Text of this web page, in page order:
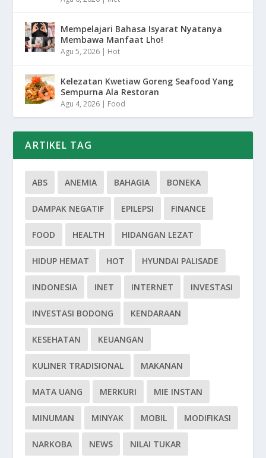
Mempelajari Bahasa Isyarat Nyatanya
Membawa Manfaat Lho!
Agu 5, 2026 | Hot
Kelezatan Kwetiaw Goreng Seafood Yang
Sempurna Ala Restoran
Agu 4, 2026 | Food
ARTIKEL TAG
ABS ANEMIA BAHAGIA BONEKA
DAMPAK NEGATIF EPILEPSI FINANCE
FOOD HEALTH HIDANGAN LEZAT
HIDUP HEMAT HOT HYUNDAI PALISADE
INDONESIA INET INTERNET INVESTASI
INVESTASI BODONG KENDARAAN
KESEHATAN KEUANGAN
KULINER TRADISIONAL MAKANAN
MATA UANG MERKURI MIE INSTAN
MINUMAN MINYAK MOBIL MODIFIKASI
NARKOBA NEWS NILAI TUKAR